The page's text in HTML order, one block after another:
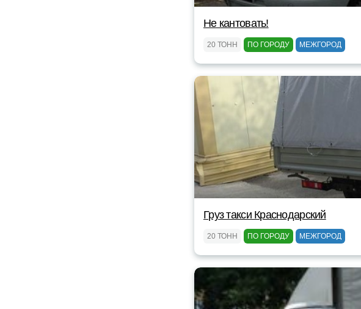
Не кантовать!
20 ТОНН ПО ГОРОДУ МЕЖГОРОД
Груз такси Краснодарский
20 ТОНН ПО ГОРОДУ МЕЖГОРОД